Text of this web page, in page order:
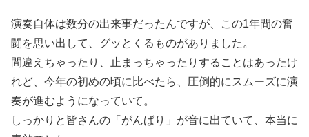
演奏自体は数分の出来事だったんですが、この1年間の奮
闘を思い出して、グッとくるものがありました。
間違えちゃったり、止まっちゃったりすることはあったけ
れど、今年の初めの頃に比べたら、圧倒的にスムーズに演
奏が進むようになっていて。
しっかりと皆さんの「がんばり」が音に出ていて、本当に